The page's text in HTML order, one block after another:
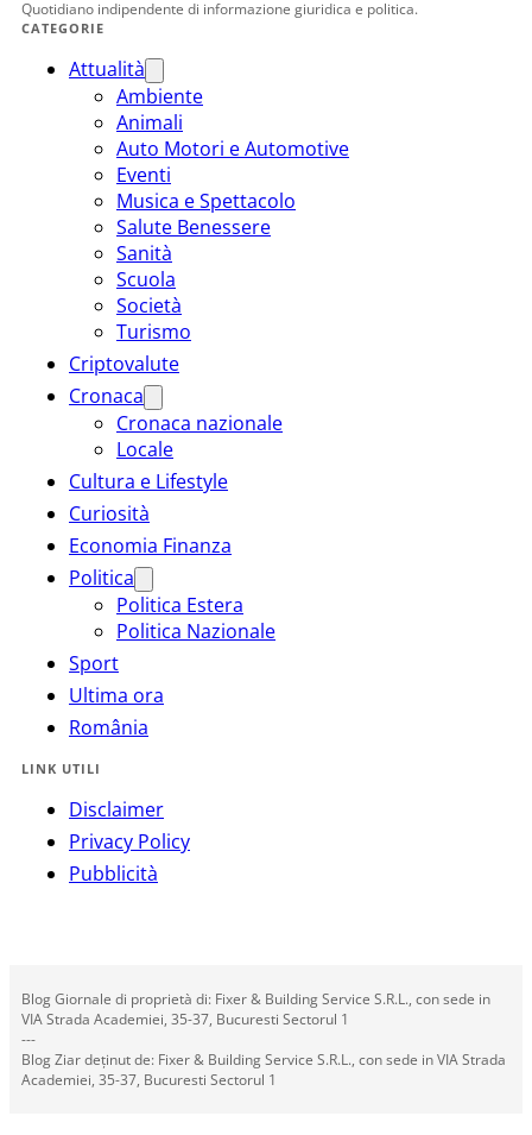
Quotidiano indipendente di informazione giuridica e politica.
CATEGORIE
Attualità
Ambiente
Animali
Auto Motori e Automotive
Eventi
Musica e Spettacolo
Salute Benessere
Sanità
Scuola
Società
Turismo
Criptovalute
Cronaca
Cronaca nazionale
Locale
Cultura e Lifestyle
Curiosità
Economia Finanza
Politica
Politica Estera
Politica Nazionale
Sport
Ultima ora
România
LINK UTILI
Disclaimer
Privacy Policy
Pubblicità
Blog Giornale di proprietà di: Fixer & Building Service S.R.L., con sede in
VIA Strada Academiei, 35-37, Bucuresti Sectorul 1
---
Blog Ziar deținut de: Fixer & Building Service S.R.L., con sede in VIA Strada
Academiei, 35-37, Bucuresti Sectorul 1